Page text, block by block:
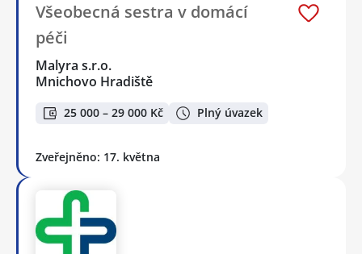
Všeobecná sestra v domácí
péči
Malyra s.r.o.
Mnichovo Hradiště
25 000 – 29 000 Kč Plný úvazek
Zveřejněno: 17. května